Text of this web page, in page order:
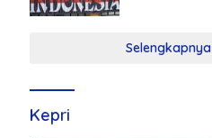
Selengkapnya
Kepri